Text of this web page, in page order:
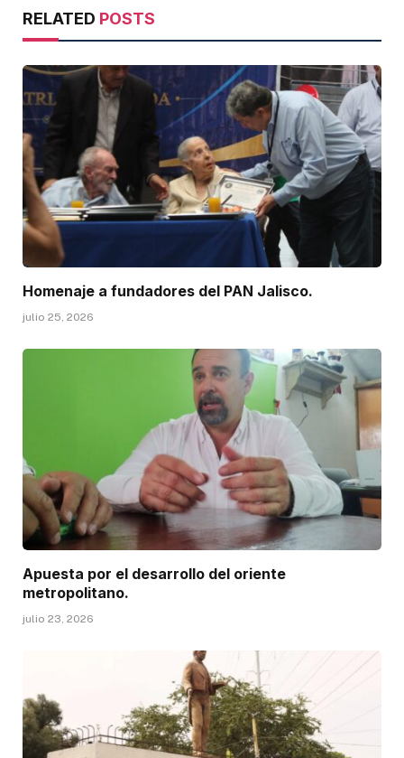
RELATED POSTS
Homenaje a fundadores del PAN Jalisco.
julio 25, 2026
Apuesta por el desarrollo del oriente
metropolitano.
julio 23, 2026